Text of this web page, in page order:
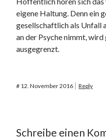
eigene Haltung. Denn ein
gesellschaftlich als Unfall
an der Psyche nimmt,
ausgegrenzt.
# 12. November 2016 Reply
Schreibe einen